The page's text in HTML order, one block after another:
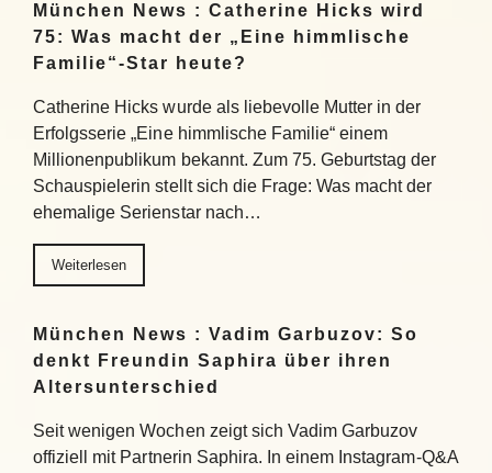
München News : Catherine Hicks wird
75: Was macht der „Eine himmlische
Familie“-Star heute?
Catherine Hicks wurde als liebevolle Mutter in der
Erfolgsserie „Eine himmlische Familie“ einem
Millionenpublikum bekannt. Zum 75. Geburtstag der
Schauspielerin stellt sich die Frage: Was macht der
ehemalige Serienstar nach…
Weiterlesen
München News : Vadim Garbuzov: So
denkt Freundin Saphira über ihren
Altersunterschied
Seit wenigen Wochen zeigt sich Vadim Garbuzov
offiziell mit Partnerin Saphira. In einem Instagram-Q&A